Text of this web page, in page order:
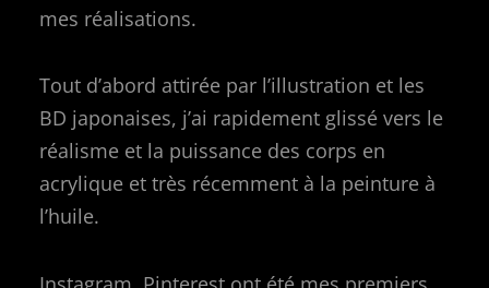
mes réalisations.
Tout d’abord attirée par l’illustration et les
BD japonaises, j’ai rapidement glissé vers le
réalisme et la puissance des corps en
acrylique et très récemment à la peinture à
l’huile.